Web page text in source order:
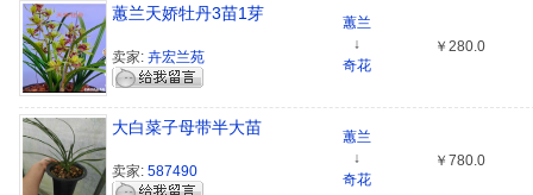
蕙兰天娇牡丹3苗1芽
卖家: 卉宏兰苑
蕙兰
↓
奇花
￥280.0
大白菜子母带半大苗
卖家: 587490
蕙兰
↓
奇花
￥780.0